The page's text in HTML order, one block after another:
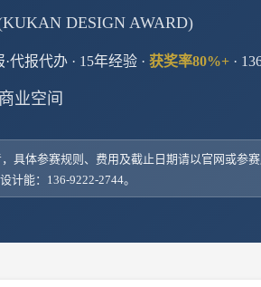
DESIGN AWARD)
代报代办 · 15年经验 · 获奖率80%+ ·
业空间
具体参赛规则、费用及截止日期请以官网或参
计能：136-9222-2744。